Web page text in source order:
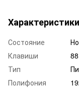
Характеристики
Состояние
Клавиши
88
Тип
Полифония